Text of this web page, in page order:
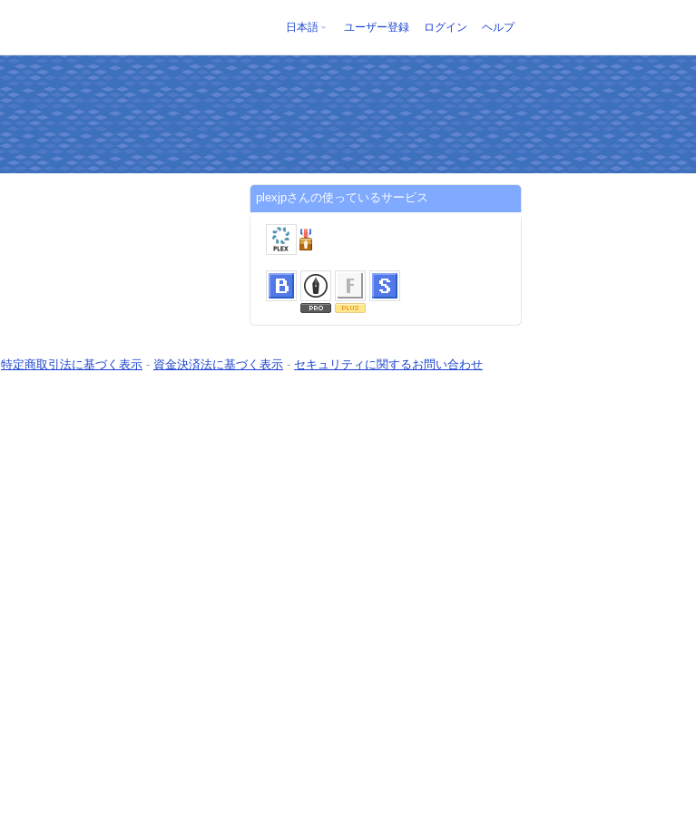
日本語 ユーザー登録 ログイン ヘルプ
plexjpさんの使っているサービス
特定商取引法に基づく表示 - 資金決済法に基づく表示 - セキュリティに関するお問い合わせ